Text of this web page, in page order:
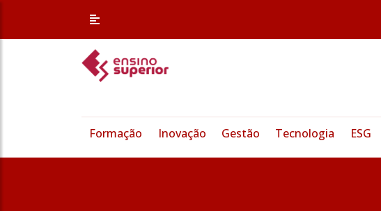
Formação Inovação Gestão Tecnologia ESG